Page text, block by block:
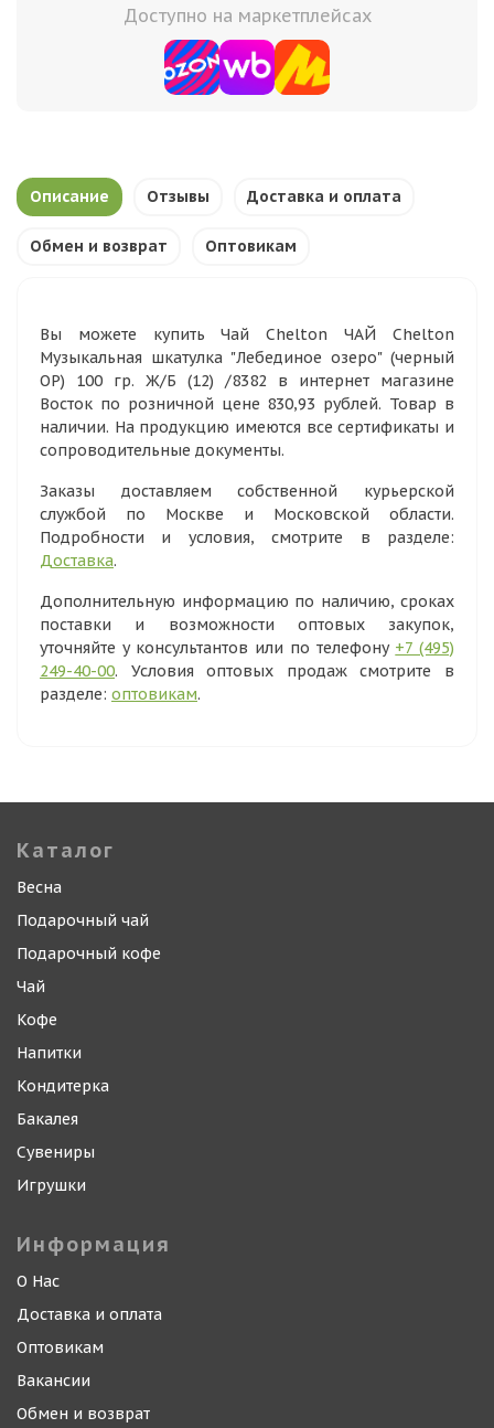
Доступно на маркетплейсах
Описание Отзывы Доставка и оплата
Обмен и возврат Оптовикам
Вы можете купить Чай Chelton ЧАЙ Chelton
Музыкальная шкатулка "Лебединое озеро" (черный
ОР) 100 гр. Ж/Б (12) /8382 в интернет магазине
Восток по розничной цене 830,93 рублей. Товар в
наличии. На продукцию имеются все сертификаты и
сопроводительные документы.
Заказы доставляем собственной курьерской
службой по Москве и Московской области.
Подробности и условия, смотрите в разделе:
Доставка.
Дополнительную информацию по наличию, сроках
поставки и возможности оптовых закупок,
уточняйте у консультантов или по телефону +7 (495)
249-40-00. Условия оптовых продаж смотрите в
разделе: оптовикам.
Каталог
Весна
Подарочный чай
Подарочный кофе
Чай
Кофе
Напитки
Кондитерка
Бакалея
Сувениры
Игрушки
Информация
О Нас
Доставка и оплата
Оптовикам
Вакансии
Обмен и возврат